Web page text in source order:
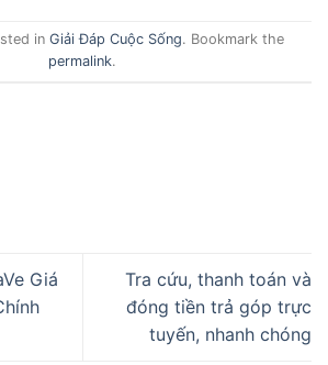
in Giải Đáp Cuộc Sống. Bookmark the
permalink.
Giá
Tra cứu, thanh toán và
đóng tiền trả góp trực
tuyến, nhanh chóng